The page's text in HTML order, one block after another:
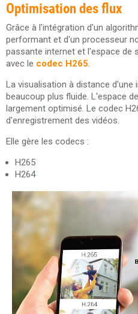
Optimisation des flux
Grâce à l'intégration d'un
performant et d'un processeur
passante internet et l'espace de
avec le codec H265.
La visualisation à distance d'une
beaucoup plus fluide. L'espace
largement optimisé. Le codec
d'enregistrement des vidéos.
Elle gère les codecs :
H265
H264